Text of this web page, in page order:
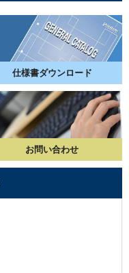
仕様書ダウンロード
お問い合わせ